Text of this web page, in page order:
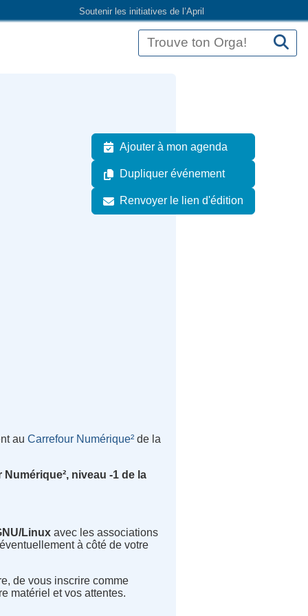
Soutenir les initiatives de l’April
Ajouter à mon agenda
Dupliquer événement
Renvoyer le lien d'édition
auCarrefour Numérique² de la
Numérique², niveau -1de la
Linux avec les associations
à côté de votre
de vous inscrire comme
matériel et vos attentes.